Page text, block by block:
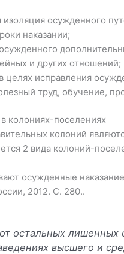
изоляция осужденного
наказании;
и других отношений;
целях исправления
труд, обучение,
колониях-поселениях
колоний
2 вида колоний-
осужденные
2012. С. 280..
остальных лишенных
высшего и